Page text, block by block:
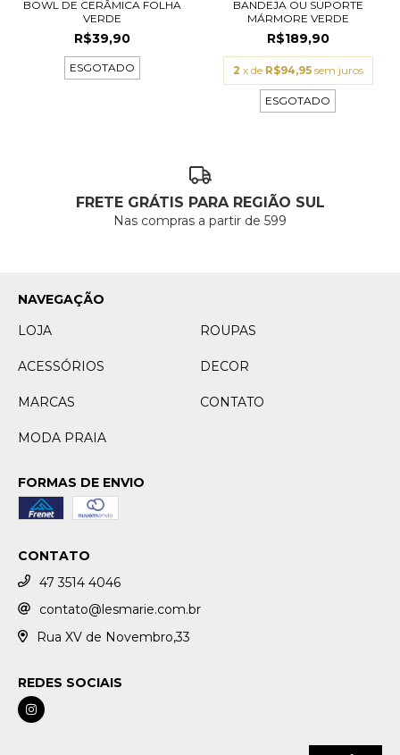
BOWL DE CERÂMICA FOLHA
VERDE
R$39,90
ESGOTADO
BANDEJA OU SUPORTE
MÁRMORE VERDE
R$189,90
2 x de R$94,95 sem juros
ESGOTADO
FRETE GRÁTIS PARA REGIÃO SUL
Nas compras a partir de 599
NAVEGAÇÃO
LOJA
ROUPAS
ACESSÓRIOS DECOR
MARCAS CONTATO
MODA PRAIA
FORMAS DE ENVIO
CONTATO
47 3514 4046
contato@lesmarie.com.br
Rua XV de Novembro,33
REDES SOCIAIS